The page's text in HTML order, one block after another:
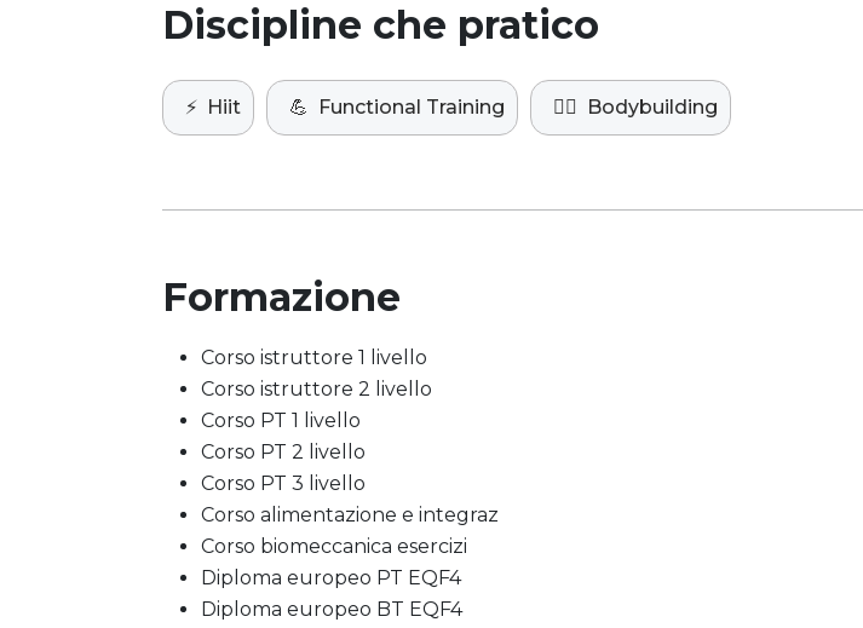
Discipline che pratico
⚡️ Hiit 💪 Functional Training 🏋️‍♀️ Bodybuilding
Formazione
Corso istruttore 1 livello
Corso istruttore 2 livello
Corso PT 1 livello
Corso PT 2 livello
Corso PT 3 livello
Corso alimentazione e integraz
Corso biomeccanica esercizi
Diploma europeo PT EQF4
Diploma europeo BT EQF4